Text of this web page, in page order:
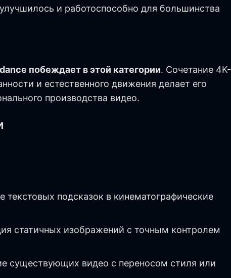
и работоспособно для большинства
побеждает в этой категории. Сочетание 4K-
и естественного движения делает его
производства видео.
текстовых подсказок в кинематографические
статичных изображений с точным контролем
существующих видео с переносом стиля или